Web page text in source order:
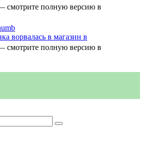
смотрите полную версию в
ворвалась в магазин в
смотрите полную версию в